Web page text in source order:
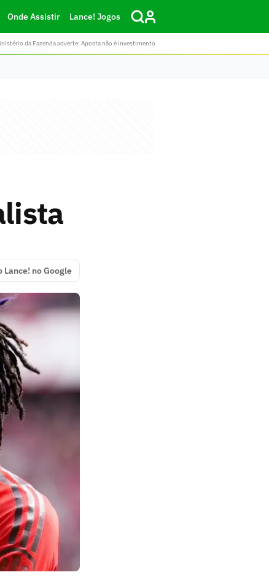
Onde Assistir Lance! Jogos
da Fazenda adverte: Aposta não é investimento
Lance! no Google